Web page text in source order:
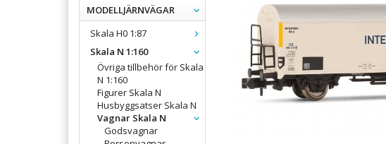
MODELLJÄRNVÄGAR
Skala H0 1:87
Skala N 1:160
Övriga tillbehör för Skala
N 1:160
Figurer Skala N
Husbyggsatser Skala N
Vagnar Skala N
Godsvagnar